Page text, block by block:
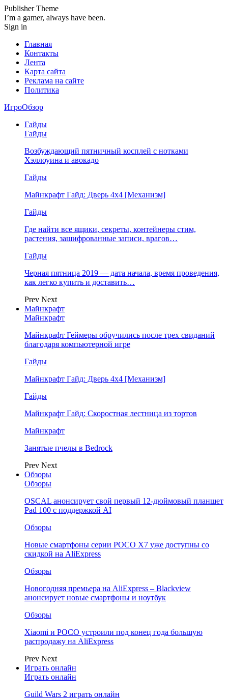
Publisher Theme
I’m a gamer, always have been.
Sign in
Главная
Контакты
Лента
Карта сайта
Реклама на сайте
Политика
ИгроОбзор
Гайды
Гайды
Возбуждающий пятничный косплей с нотками
Хэллоуина и авокадо
Гайды
Майнкрафт Гайд: Дверь 4х4 [Механизм]
Гайды
Где найти все ящики, секреты, контейнеры стим,
растения, зашифрованные записи, врагов…
Гайды
Черная пятница 2019 — дата начала, время проведения,
как легко купить и доставить…
Prev Next
Майнкрафт
Майнкрафт
Майнкрафт Геймеры обручились после трех свиданий
благодаря компьютерной игре
Гайды
Майнкрафт Гайд: Дверь 4х4 [Механизм]
Гайды
Майнкрафт Гайд: Скоростная лестница из тортов
Майнкрафт
Занятые пчелы в Bedrock
Prev Next
Обзоры
Обзоры
OSCAL анонсирует свой первый 12-дюймовый планшет
Pad 100 с поддержкой AI
Обзоры
Новые смартфоны серии POCO X7 уже доступны со
скидкой на AliExpress
Обзоры
Новогодняя премьера на AliExpress – Blackview
анонсирует новые смартфоны и ноутбук
Обзоры
Xiaomi и POCO устроили под конец года большую
распродажу на AliExpress
Prev Next
Играть онлайн
Играть онлайн
Guild Wars 2 играть онлайн